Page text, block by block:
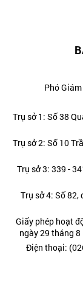
Phó
Trụ sở 1: Số 38
Trụ sở 2: Số 10
Trụ sở 3: 339 -
Trụ sở 4: Số
Giấy phép hoạt
ngày 29 tháng
Điện thoại: